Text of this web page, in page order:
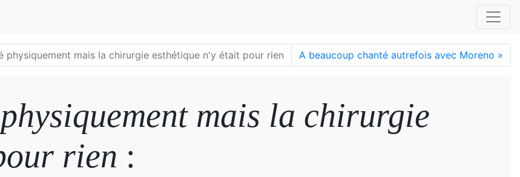
physiquement mais la chirurgie esthétique n'y était pour rien A beaucoup chanté autrefois avec Moreno »
mais la chirurgie
rien :